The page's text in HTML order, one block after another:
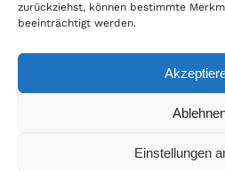
zurückziehst, können bestimmte
beeinträchtigt werden.
Einstellungen
© Copyright 2026 | World of Coins |
|Zahlung